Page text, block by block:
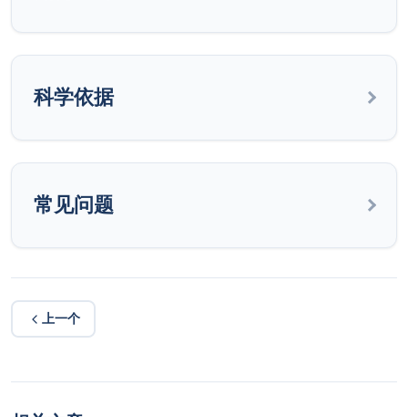
科学依据
常见问题
上一个